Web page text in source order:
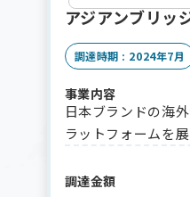
アジアンブリッ
調達時期 : 2024年7月
事業内容
日本ブランドの海
ラットフォームを
調達金額